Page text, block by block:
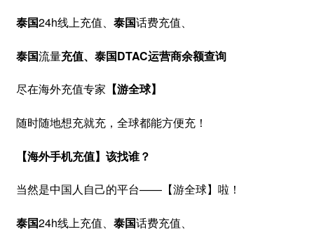
泰国24h线上充值、 泰国话费充值、
泰国流量充值、泰国DTAC运营商余额查询
尽在海外充值专家 【游全球】
随时随地想充就充，全球都能方便充！
【海外手机充值】该找谁？
当然是中国人自己的平台——【游全球】啦！
泰国24h线上充值、 泰国话费充值、